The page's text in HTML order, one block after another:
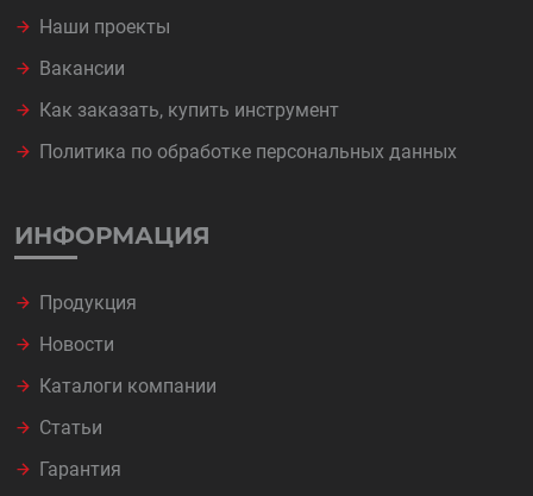
Наши проекты
Вакансии
Как заказать, купить инструмент
Политика по обработке персональных данных
ИНФОРМАЦИЯ
Продукция
Новости
Каталоги компании
Статьи
Гарантия